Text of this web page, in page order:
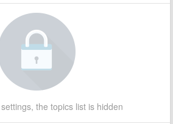
the topics list is hidden